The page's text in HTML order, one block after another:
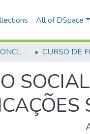
All of DSpace
TRABALHOS DE CONCLUSÃO DE CURSO - CFP (CURSO DE FORMAÇÃO DE PRAÇAS)